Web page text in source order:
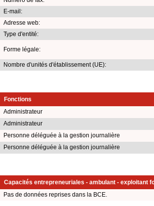
E-mail:
Adresse web:
Type d'entité:
Forme légale:
Nombre d'unités d'établissement (UE):
Fonctions
Administrateur
Administrateur
Personne déléguée à la gestion journalière
Personne déléguée à la gestion journalière
Capacités entrepreneuriales - ambulant - exploitant
Pas de données reprises dans la BCE.